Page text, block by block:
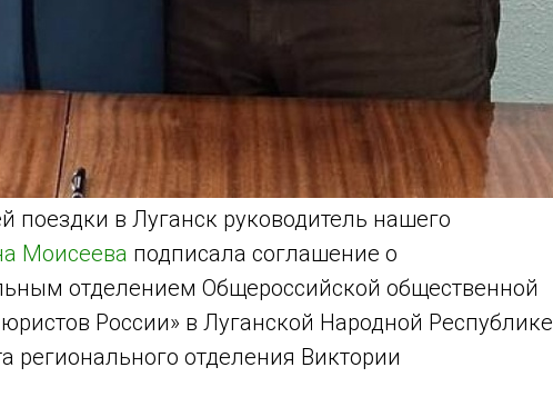
поездки в Луганск руководитель нашего
Моисеева подписала соглашение о
отделением Общероссийской общественной
России» в Луганской Народной Республике
регионального отделения Виктории